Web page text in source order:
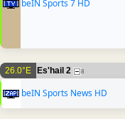
beIN Sports 7 HD
26.0°E Es'hail 2 8
beIN Sports News HD